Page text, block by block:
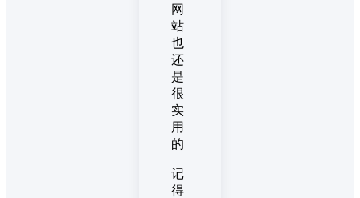
网
站
也
还
是
很
实
用
的
记
得